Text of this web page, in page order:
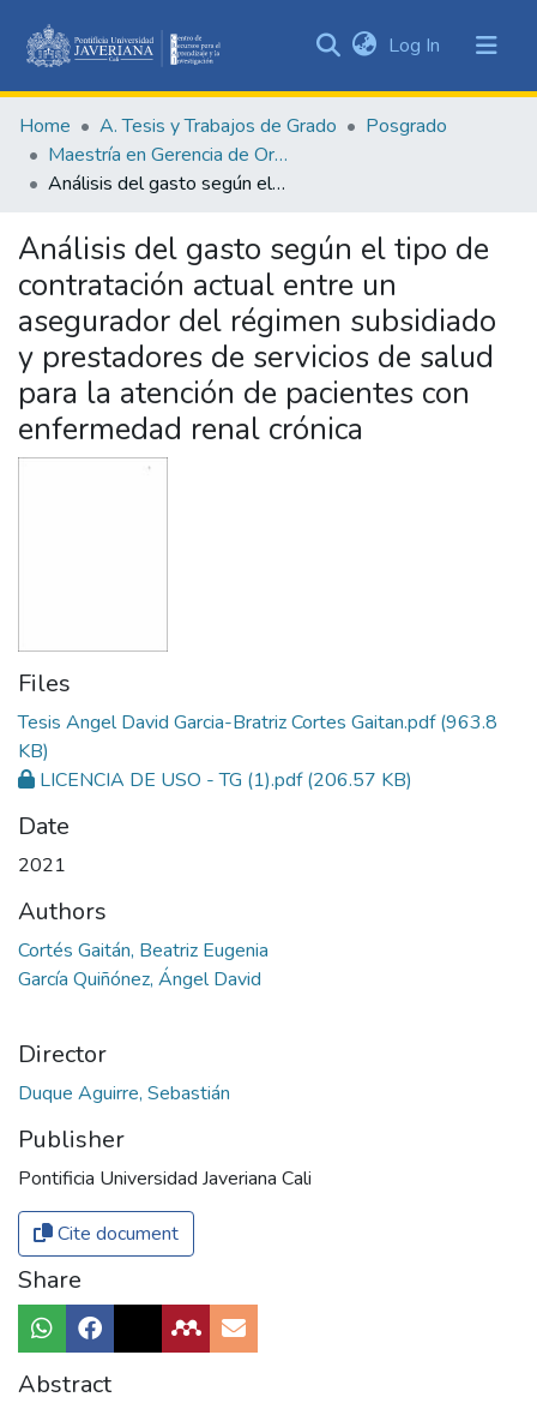
&
Collections
All of DSpace
Statistics
Log In (current)
Home A. Tesis y Trabajos de Grado
Posgrado
Maestría en Gerencia de Organizaciones de Salud
Análisis del gasto según el tipo de contratación actual entre un asegurador del régimen subsidiado y prestadores de servicios de salud para la atención de pacientes con enfermedad renal crónica
Análisis del gasto según el tipo de
contratación actual entre un
asegurador del régimen subsidiado
y prestadores de servicios de salud
para la atención de pacientes con
enfermedad renal crónica
Files
Tesis Angel David Garcia-Bratriz Cortes Gaitan.pdf(963.8
KB)
LICENCIA DE USO - TG (1).pdf(206.57 KB)
Date
2021
Authors
Cortés Gaitán, Beatriz Eugenia
García Quiñónez, Ángel David
Director
Duque Aguirre, Sebastián
Publisher
Pontificia Universidad Javeriana Cali
Cite document
Share
Abstract